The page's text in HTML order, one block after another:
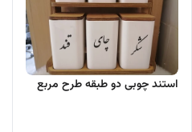
استند چوبی دو طبقه طرح مربع